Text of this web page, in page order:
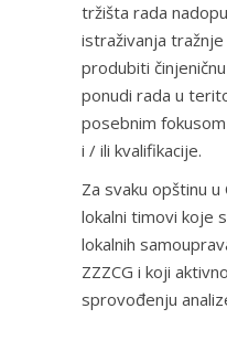
tržišta rada
istraživanja
produbiti
ponudi rada u
posebnim
i / ili kvalifikacije.
Za svaku opštinu
lokalni timovi koje
lokalnih
ZZZCG i koji
sprovođenju